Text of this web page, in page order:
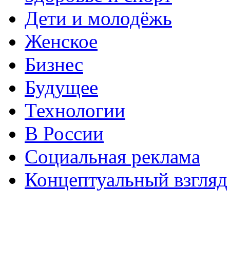
Дети и молодёжь
Женское
Бизнес
Будущее
Технологии
В России
Социальная реклама
Концептуальный взгляд